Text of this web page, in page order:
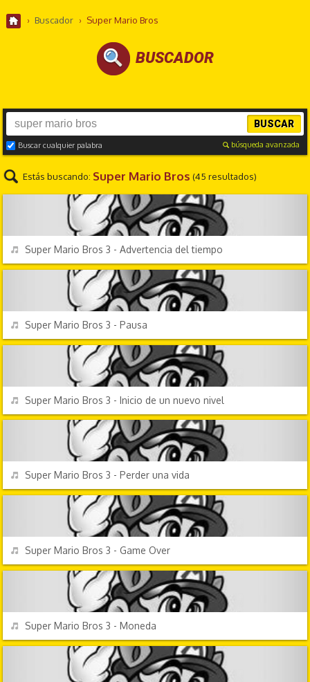
› Buscador › Super Mario Bros
BUSCADOR
BUSCAR
Buscar cualquier palabra búsqueda avanzada
Estás buscando: Super Mario Bros (45 resultados)
VIDEOJUEGOS
REPRODUCIR
Super Mario Bros 3 - Advertencia del tiempo
REPRODUCIR
Super Mario Bros 3 - Pausa
REPRODUCIR
Super Mario Bros 3 - Inicio de un nuevo nivel
REPRODUCIR
Super Mario Bros 3 - Perder una vida
REPRODUCIR
Super Mario Bros 3 - Game Over
REPRODUCIR
Super Mario Bros 3 - Moneda